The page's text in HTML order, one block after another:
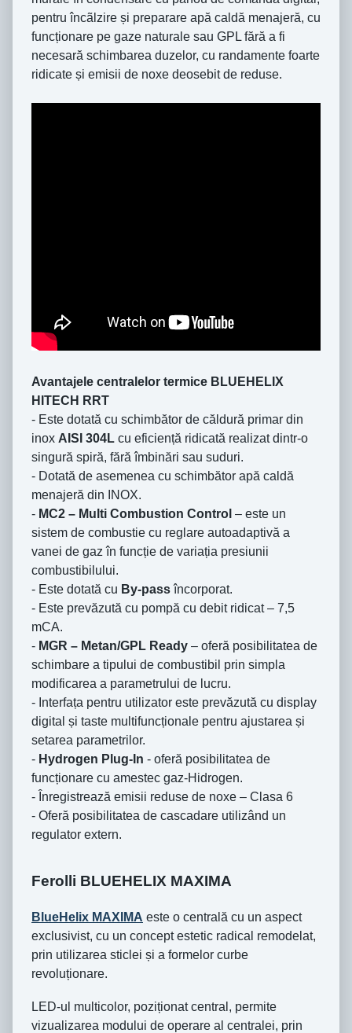
pentru încãlzire și preparare apă caldă menajeră, cu
funcționare pe gaze naturale sau GPL fără a fi
necesară schimbarea duzelor, cu randamente foarte
ridicate și emisii de noxe deosebit de reduse.
Avantajele centralelor termice BLUEHELIX
HITECH RRT
- Este dotată cu schimbător de căldură primar din
inox AISI 304L cu eficiență ridicată realizat dintr-o
singură spiră, fără îmbinări sau suduri.
- Dotată de asemenea cu schimbător apă caldă
menajeră din INOX.
- MC2 – Multi Combustion Control – este un
sistem de combustie cu reglare autoadaptivă a
vanei de gaz în funcție de variația presiunii
combustibilului.
- Este dotată cu By-passîncorporat.
- Este prevăzută cu pompă cu debit ridicat – 7,5
mCA.
- MGR – Metan/GPL Ready – oferă posibilitatea de
schimbare a tipului de combustibil prin simpla
modificarea a parametrului de lucru.
- Interfața pentru utilizator este prevăzută cu display
digital și taste multifuncționale pentru ajustarea și
setarea parametrilor.
- Hydrogen Plug-In - oferă posibilitatea de
funcționare cu amestec gaz-Hidrogen.
- Înregistrează emisii reduse de noxe – Clasa 6
- Oferă posibilitatea de cascadare utilizând un
regulator extern.
Ferolli BLUEHELIX MAXIMA
BlueHelix MAXIMA este o centrală cu un aspect
exclusivist, cu un concept estetic radical remodelat,
prin utilizarea sticlei și a formelor curbe
revoluționare.
LED-ul multicolor, poziționat central, permite
vizualizarea modului de operare al centralei, prin